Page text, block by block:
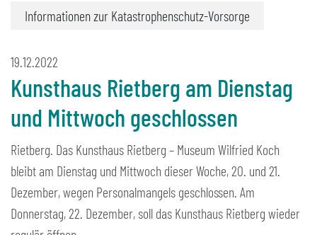
Informationen zur Katastrophenschutz-Vorsorge
19.12.2022
Kunsthaus Rietberg am Dienstag
und Mittwoch geschlossen
Rietberg. Das Kunsthaus Rietberg – Museum Wilfried Koch
bleibt am Dienstag und Mittwoch dieser Woche, 20. und 21.
Dezember, wegen Personalmangels geschlossen. Am
Donnerstag, 22. Dezember, soll das Kunsthaus Rietberg wieder